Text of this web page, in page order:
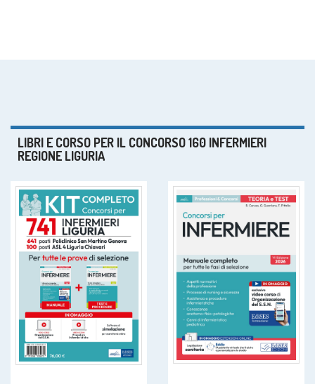
LIBRI E CORSO PER IL CONCORSO 160 INFERMIERI
REGIONE LIGURIA